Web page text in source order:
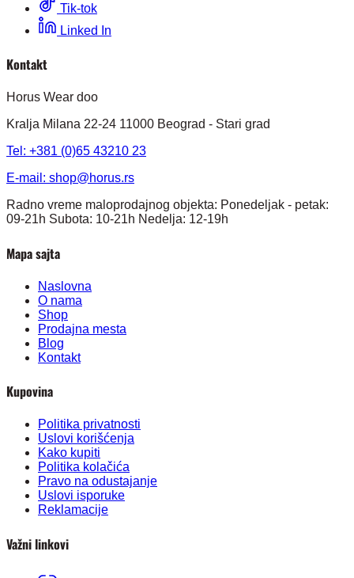
Tik-tok
Linked In
Kontakt
Horus Wear doo
Kralja Milana 22-24 11000 Beograd - Stari grad
Tel: +381 (0)65 43210 23
E-mail: shop@horus.rs
Radno vreme maloprodajnog objekta: Ponedeljak - petak:
09-21h Subota: 10-21h Nedelja: 12-19h
Mapa sajta
Naslovna
O nama
Shop
Prodajna mesta
Blog
Kontakt
Kupovina
Politika privatnosti
Uslovi korišćenja
Kako kupiti
Politika kolačića
Pravo na odustajanje
Uslovi isporuke
Reklamacije
Važni linkovi